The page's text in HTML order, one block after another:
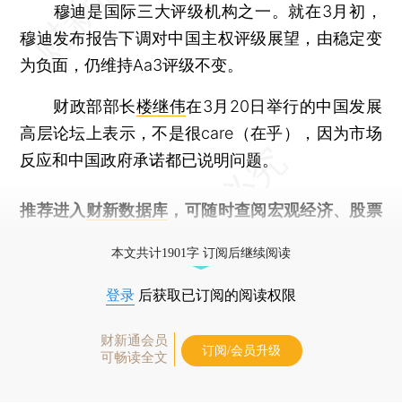
穆迪是国际三大评级机构之一。就在3月初，
穆迪发布报告下调对中国主权评级展望，由稳定变
为负面，仍维持Aa3评级不变。
财政部部长楼继伟在3月20日举行的中国发展
高层论坛上表示，不是很care（在乎），因为市场
反应和中国政府承诺都已说明问题。
推荐进入 财新数据库 ，可随时查阅宏观经济、股票
本文共计1901字 订阅后继续阅读
登录 后获取已订阅的阅读权限
财新通会员
可畅读全文
订阅/会员升级